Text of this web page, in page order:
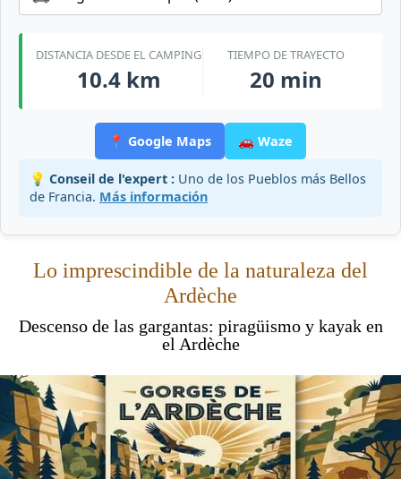
DISTANCIA DESDE EL CAMPING
10.4 km
TIEMPO DE TRAYECTO
20 min
📍 Google Maps 🚗 Waze
💡 Conseil de l'expert : Uno de los Pueblos más Bellos
de Francia. Más información
Lo imprescindible de la naturaleza del
Ardèche
Descenso de las gargantas: piragüismo y kayak en
el Ardèche